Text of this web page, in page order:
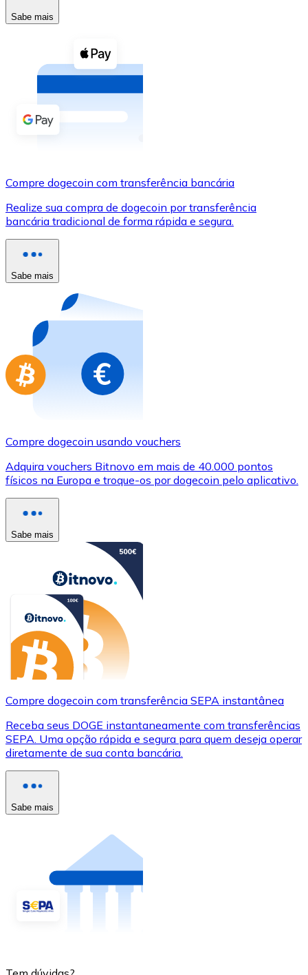
Ver tudo
Cupons cripto
Compre criptomoedas com dinheiro e outros
Comprar com dinheiro
Transferência SEPA
Use cartões Visa e Mastercard para comprar
Comprar com cartão
Compre cartões-presente das suas marcas favoritas
Ir para a loja de cartões-presente
Sabe mais
Compre dogecoin com transferência bancária
Realize sua compra de dogecoin por transferência
bancária tradicional de forma rápida e segura.
Sabe mais
Compre dogecoin usando vouchers
Adquira vouchers Bitnovo em mais de 40.000 pontos
físicos na Europa e troque-os por dogecoin pelo aplicativo.
Sabe mais
Compre dogecoin com transferência SEPA instantânea
Receba seus DOGE instantaneamente com transferências
SEPA. Uma opção rápida e segura para quem deseja operar
diretamente de sua conta bancária.
Sabe mais